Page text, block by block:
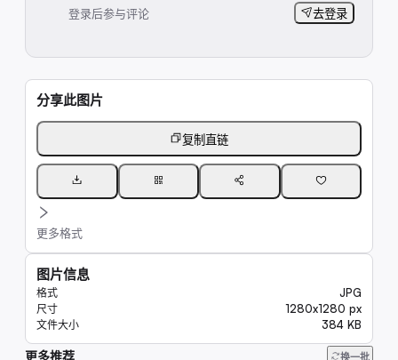
登录后参与评论 去登录
分享此图片
复制直链
更多格式
图片信息
格式 JPG
尺寸 1280x1280 px
文件大小 384 KB
更多推荐 换一批
13K